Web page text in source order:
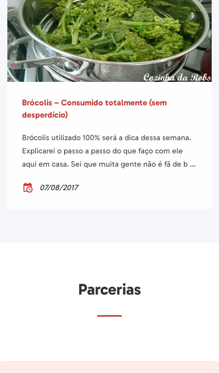
Brócolis – Consumido totalmente (sem
desperdício)
Brócolis utilizado 100% será a dica dessa semana.
Explicarei o passo a passo do que faço com ele
aqui em casa. Sei que muita gente não é fã de b ...
07/08/2017
Parcerias